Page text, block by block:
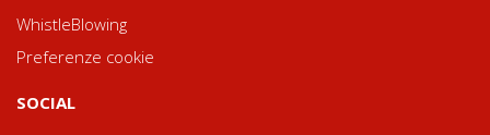
WhistleBlowing
Preferenze cookie
SOCIAL